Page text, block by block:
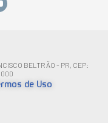
BELTRÃO - PR, CEP:
de Uso